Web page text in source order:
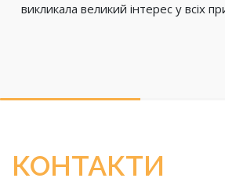
викликала великий інтерес у всіх
КОНТАКТИ